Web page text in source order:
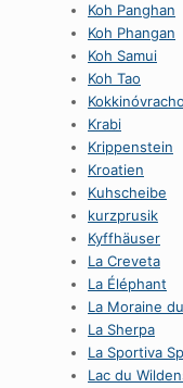
Koh Panghan
Koh Phangan
Koh Samui
Koh Tao
Krabi
Krippenstein
Kroatien
Kuhscheibe
kurzprusik
Kyffhäuser
La Creveta
La Éléphant
La Moraine
La Sherpa
La Sportiva
Lac du